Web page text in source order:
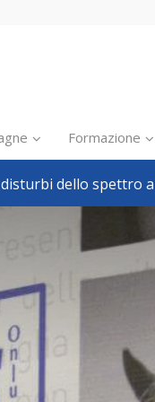
Inclusione scolastica
Inclusione lavorativa
Politiche sociali
Pillole
Formazione
Avvisi, bandi
Welfare locale
Formazione
dello spettro